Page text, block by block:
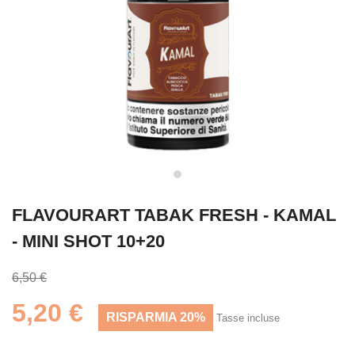
FLAVOURART TABAK FRESH - KAMAL
- MINI SHOT 10+20
6,50 €
5,20 € RISPARMIA 20% Tasse incluse